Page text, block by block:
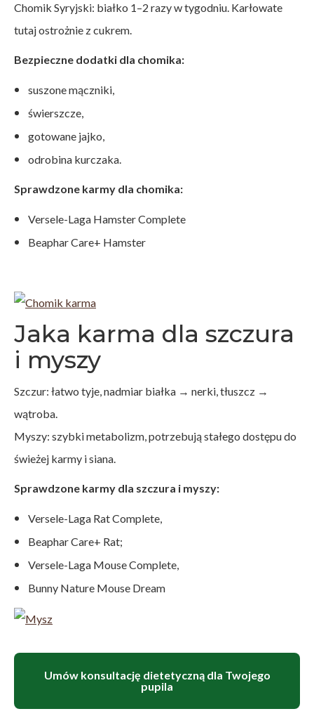
Chomik Syryjski: białko 1–2 razy w tygodniu. Karłowate
tutaj ostrożnie z cukrem.
Bezpieczne dodatki dla chomika:
suszone mączniki,
świerszcze,
gotowane jajko,
odrobina kurczaka.
Sprawdzone karmy dla chomika:
Versele-Laga Hamster Complete
Beaphar Care+ Hamster
Jaka karma dla szczura
i myszy
Szczur: łatwo tyje, nadmiar białka → nerki, tłuszcz →
wątroba.
Myszy: szybki metabolizm, potrzebują stałego dostępu do
świeżej karmy i siana.
Sprawdzone karmy dla szczura i myszy:
Versele-Laga Rat Complete,
Beaphar Care+ Rat;
Versele-Laga Mouse Complete,
Bunny Nature Mouse Dream
Umów konsultację dietetyczną dla Twojego
pupila